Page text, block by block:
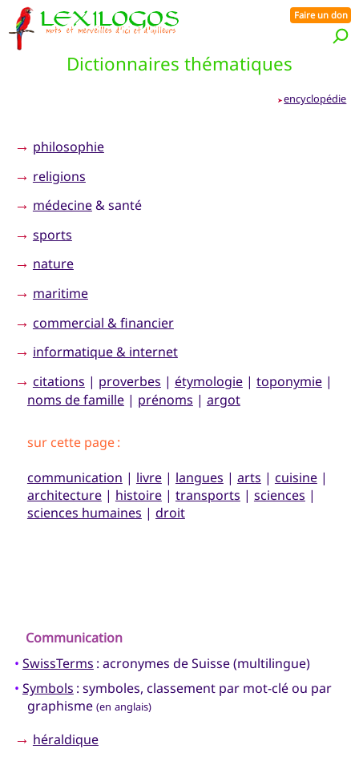
Dictionnaires thématiques
Faire un don
➤encyclopédie
→ philosophie
→ religions
→ médecine& santé
→ sports
→ nature
→ maritime
→ commercial & financier
→ informatique & internet
→ citations | proverbes | étymologie| toponymie|
noms de famille| prénoms | argot
sur cette page :
communication | livre| langues | arts | cuisine|
architecture| histoire| transports | sciences |
sciences humaines | droit
Communication
• SwissTerms : acronymes de Suisse (multilingue)
• Symbols : symboles, classement par mot-clé ou par
graphisme (en anglais)
→ héraldique